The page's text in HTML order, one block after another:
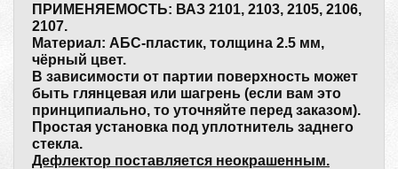
ПРИМЕНЯЕМОСТЬ: ВАЗ 2101, 2103, 2105, 2106,
2107.
Материал: АБС-пластик, толщина 2.5 мм,
чёрный цвет.
В зависимости от партии поверхность может
быть глянцевая или шагрень (если вам это
принципиально, то уточняйте перед заказом).
Простая установка под уплотнитель заднего
стекла.
Дефлектор поставляется неокрашенным.